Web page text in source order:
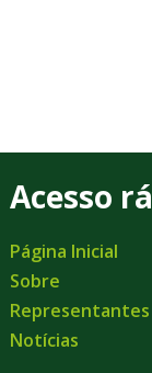
Acesso
Página Inicial
Sobre
Representantes
Notícias